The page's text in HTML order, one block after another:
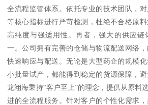
全流程监管体系。依托专业的技术团队，
等核心指标进行严苛检测，杜绝不合格原
高纯度与强适用性。再者，强大的供应链
一。公司拥有完善的仓储与物流配送网络
快速响应与配送。无论是大型药企的规模
小批量试产，都能得到稳定的货源保障，
龙翊海秉持“客户至上”的理念，提供从原料
进的全流程服务。针对客户的个性化需求